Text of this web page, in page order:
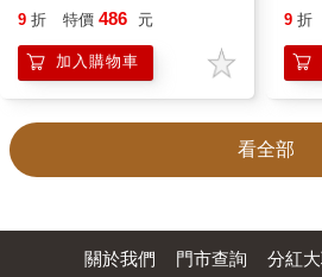
9 折 特價 486 元
加入購物車
9 折
看全部
關於我們 門市查詢 分紅